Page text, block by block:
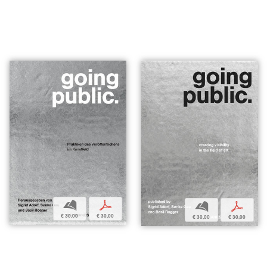
b
€ 30,00
p
€ 30,00
b
€ 30,00
p
€ 30,00